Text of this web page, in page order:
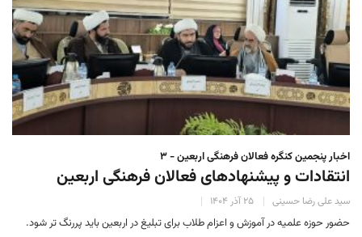
اخبار پنجمین کنگره فعالان فرهنگی اربعین - ۳
انتقادات و پیشنهادهای فعالان فرهنگی اربعین
سید علی رضا حسینی ۲۵ آذر ۱۴۰۴
حضور حوزه علمیه در آموزش و اعزام طلاب برای تبلیغ در اربعین باید پررنگ تر شود.